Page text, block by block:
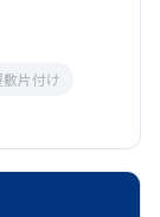
敷片付け